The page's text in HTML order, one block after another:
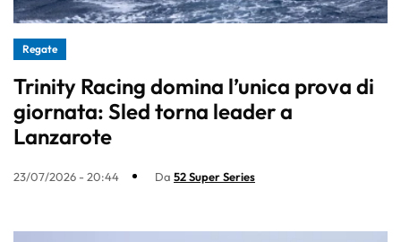
Regate
Trinity Racing domina l’unica prova di
giornata: Sled torna leader a
Lanzarote
23/07/2026 - 20:44 Da 52 Super Series